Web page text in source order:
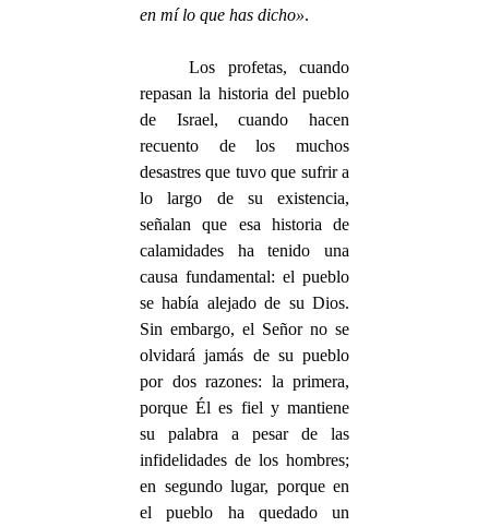
en mí lo que has dicho».
Los profetas, cuando
repasan la historia del pueblo
de Israel, cuando hacen
recuento de los muchos
desastres que tuvo que sufrir a
lo largo de su existencia,
señalan que esa historia de
calamidades ha tenido una
causa fundamental: el pueblo
se había alejado de su Dios.
Sin embargo, el Señor no se
olvidará jamás de su pueblo
por dos razones: la primera,
porque Él es fiel y mantiene
su palabra a pesar de las
infidelidades de los hombres;
en segundo lugar, porque en
el pueblo ha quedado un